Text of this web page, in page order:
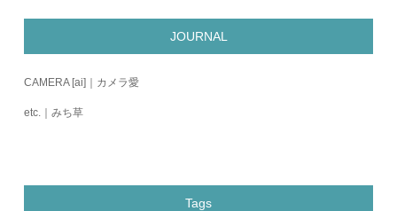
JOURNAL
CAMERA [ai]｜カメラ愛
etc.｜みち草
Tags